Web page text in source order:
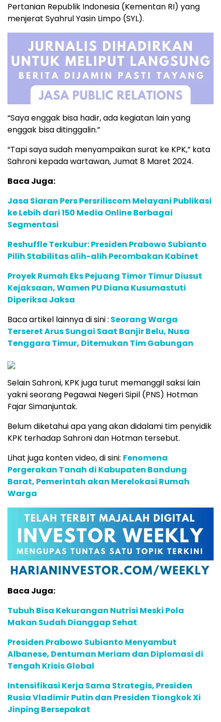
Pertanian Republik Indonesia (Kementan RI) yang
menjerat Syahrul Yasin Limpo (SYL).
“Saya enggak bisa hadir, ada kegiatan lain yang
enggak bisa ditinggalin.”
“Tapi saya sudah menyampaikan surat ke KPK,” kata
Sahroni kepada wartawan, Jumat 8 Maret 2024.
Baca Juga:
Jasa Siaran Pers Persriliscom Melayani Publikasi
ke Lebih dari 150 Media Online Berbagai
Segmentasi
Reshuffle Terkubur: Presiden Prabowo Subianto
Pilih Stabilitas alih-alih Perombakan Kabinet
Proyek Rumah Eks Pejuang Timor Timur Diusut
Kejaksaan, Wamen PU Diana Kusumastuti
Diperiksa Jaksa
Baca artikel lainnya di sini : Seorang Warga
Terseret Arus Sungai Saat Banjir Belu, Nusa
Tenggara Timur, Ditemukan Tim Gabungan
Selain Sahroni, KPK juga turut memanggil saksi lain
yakni seorang Pegawai Negeri Sipil (PNS) Hotman
Fajar Simanjuntak.
Belum diketahui apa yang akan didalami tim penyidik
KPK terhadap Sahroni dan Hotman tersebut.
Lihat juga konten video, di sini: Fenomena
Pergerakan Tanah di Kabupaten Bandung
Barat, Pemerintah akan Merelokasi Rumah
Warga
Baca Juga:
Tubuh Bisa Kekurangan Nutrisi Meski Pola
Makan Sudah Dianggap Sehat
Presiden Prabowo Subianto Menyambut
Albanese, Dentuman Meriam dan Diplomasi di
Tengah Krisis Global
Intensifikasi Kerja Sama Strategis, Presiden
Rusia Vladimir Putin dan Presiden Tiongkok Xi
Jinping Bersepakat